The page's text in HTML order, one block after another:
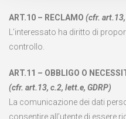
ART.10 – RECLAMO (cfr.
L’interessato ha diritto di
controllo.
ART.11 – OBBLIGO O
(cfr. art.13, c.2, lett.e, GDRP)
La comunicazione dei dati
consentire all’utente di essere